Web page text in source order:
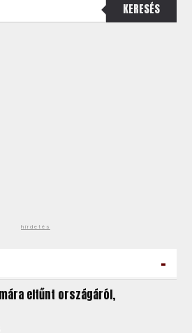
KERESÉS
hirdetés
-
eltűnt országáról,